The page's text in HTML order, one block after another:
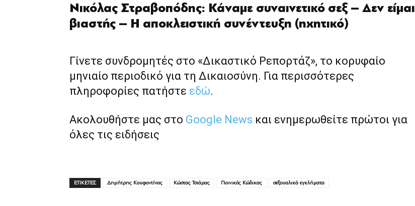
Νικόλας Στραβοπόδης: Κάναμε συναινετικό σεξ – Δεν είμαι
βιαστής – Η αποκλειστική συνέντευξη (ηχητικό)
Γίνετε συνδρομητές στο «Δικαστικό Ρεπορτάζ», το κορυφαίο
μηνιαίο περιοδικό για τη Δικαιοσύνη. Για περισσότερες
πληροφορίες πατήστε εδώ.
Ακολουθήστε μας στο Google News και ενημερωθείτε πρώτοι για
όλες τις ειδήσεις
ΕΤΙΚΕΤΕΣ Δημήτρης Κουφοντίνας Κώστας Τσιάρας Ποινικός Κώδικας σεξουαλικά εγκλήματα